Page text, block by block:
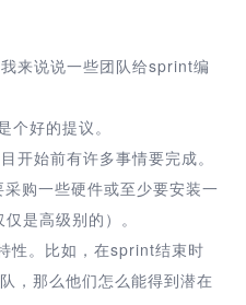
来说说一些团队给sprint编
好的提议。
始前有许多事情要完成。
购一些硬件或至少要安装一
是高级别的）。
性。比如，在sprint结束时
，那么他们怎么能得到潜在